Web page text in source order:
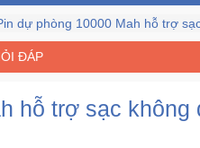
dự phòng 10000 Mah hỗ trợ
ĐÁP
hỗ trợ sạc không